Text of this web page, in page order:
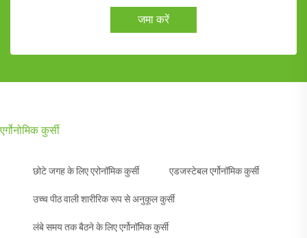
जमा करें
एर्गोनोमिक कुर्सी
छोटे जगह के लिए एरोनॉमिक कुर्सी एडजस्टेबल एर्गोनॉमिक कुर्सी
उच्च पीठ वाली शारीरिक रूप से अनुकूल कुर्सी
लंबे समय तक बैठने के लिए एर्गोनॉमिक कुर्सी